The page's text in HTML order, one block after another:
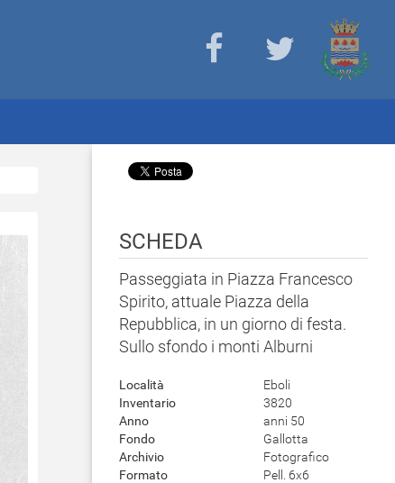
SCHEDA
Passeggiata in Piazza Francesco
Spirito, attuale Piazza della
Repubblica, in un giorno di festa.
Sullo sfondo i monti Alburni
Località
Eboli
Inventario
3820
Anno
anni 50
Fondo
Gallotta
Archivio
Fotografico
Formato
Pell. 6x6